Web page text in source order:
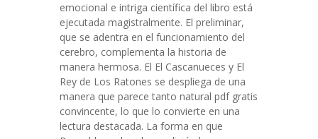
emocional e intriga científica del libro está
ejecutada magistralmente. El preliminar,
que se adentra en el funcionamiento del
cerebro, complementa la historia de
manera hermosa. El El Cascanueces y El
Rey de Los Ratones se despliega de una
manera que parece tanto natural pdf gratis
convincente, lo que lo convierte en una
lectura destacada. La forma en que